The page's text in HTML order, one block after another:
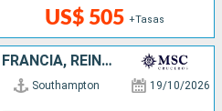
US$ 505 +Tasas
BÉLGICA, PAISES BAJOS, FRANCIA, REINO UNIDO
Southampton 19/10/2026